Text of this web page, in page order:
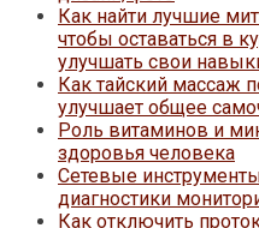
Как найти лучшие
чтобы оставаться в
улучшать свои
Как тайский массаж
улучшает общее
Роль витаминов и
здоровья человека
Сетевые
диагностики
Как отключить